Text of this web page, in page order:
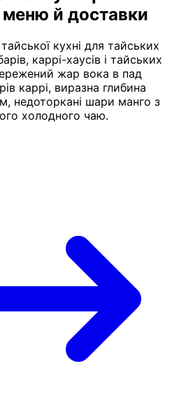
й доставки
кухні для тайських
каррі-хаусів і тайських
жар вока в пад
каррі, виразна глибина
недоторкані шари манго з
холодного чаю.